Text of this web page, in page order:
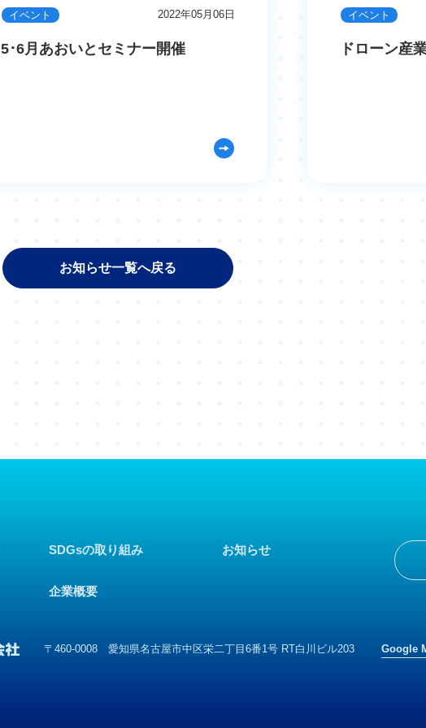
イベント 2022年05月06日
5･6月あおいとセミナー開催
イベント
ドローン産
お知らせ一覧へ戻る
SDGsの取り組み お知らせ
企業概要
〒460-0008 愛知県名古屋市中区栄二丁目6番1号 RT白川ビル203 Google